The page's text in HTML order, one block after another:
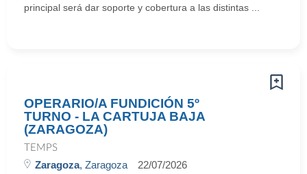
principal será dar soporte y cobertura a las distintas ...
OPERARIO/A FUNDICIÓN 5º
TURNO - LA CARTUJA BAJA
(ZARAGOZA)
TEMPS
Zaragoza, Zaragoza 22/07/2026